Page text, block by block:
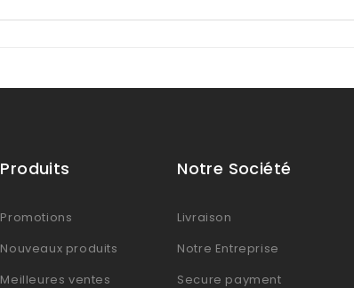
Produits
Promotions
Nouveaux produits
Meilleures ventes
Notre Société
Livraison
Notre Entreprise
Secure payment